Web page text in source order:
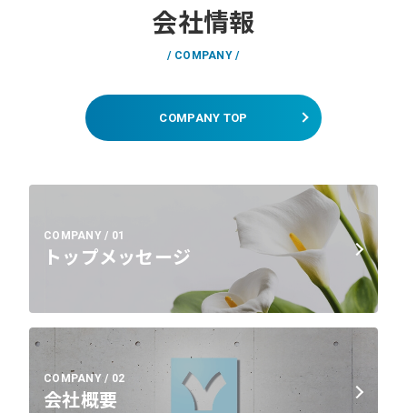
会社情報
COMPANY
COMPANY TOP
COMPANY / 01
トップメッセージ
COMPANY / 02
会社概要